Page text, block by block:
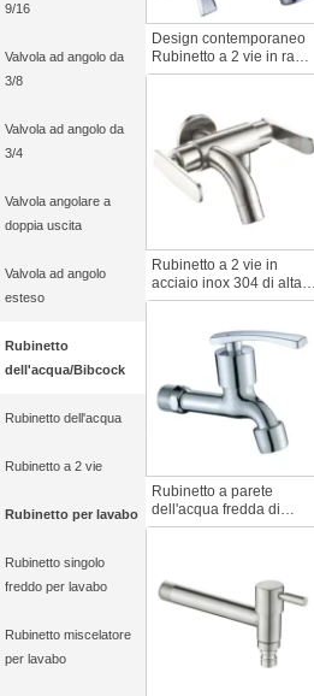
9/16
Valvola ad angolo da
3/8
Valvola ad angolo da
3/4
Valvola angolare a
doppia uscita
Valvola ad angolo
esteso
Rubinetto
dell'acqua/Bibcock
Rubinetto dell'acqua
Rubinetto a 2 vie
Rubinetto per lavabo
Rubinetto singolo
freddo per lavabo
Rubinetto miscelatore
per lavabo
Design contemporaneo
Rubinetto a 2 vie in rame
cromato Acqua calda e
Doppio foro Bibcock
Rubinetto a 2 vie in
acciaio inox 304 di alta
qualità Design moderno
bagno cucina rubinetti
caldo freddo rubinetto
Rubinetto a parete
dell'acqua fredda di
design moderno e
apertura rapida per
lavatrice per giardini di